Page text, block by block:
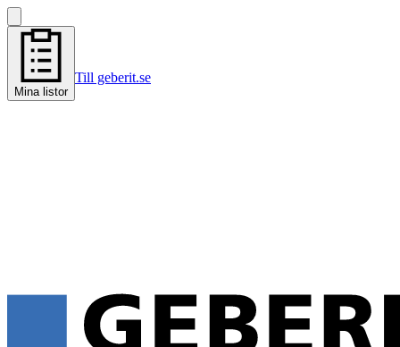
Mina listor
Till geberit.se